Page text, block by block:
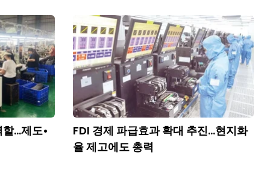
...제도•
FDI 경제 파급효과 확대 추진...현지화
율 제고에도 총력